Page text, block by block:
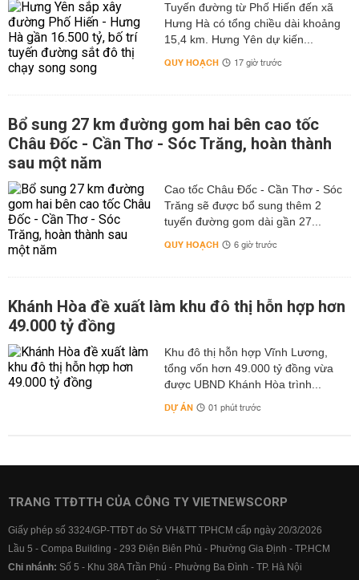
Tuyến đường từ Phố Hiến đến xã
Hưng Hà có tổng chiều dài khoảng
15,4 km. Hưng Yên dự kiến...
QUY HOẠCH 17 giờ trước
Bổ sung 27 km đường gom hai bên cao tốc
Châu Đốc - Cần Thơ - Sóc Trăng, hoàn thành
sau một năm
Cao tốc Châu Đốc - Cần Thơ - Sóc
Trăng sẽ được bổ sung thêm 2
tuyến đường gom dài gần 27...
QUY HOẠCH 6 giờ trước
Khánh Hòa đề xuất làm khu đô thị hỗn hợp hơn
49.000 tỷ đồng
Khu đô thị hỗn hợp Vĩnh Lương,
tổng vốn hơn 49.000 tỷ đồng vừa
được UBND Khánh Hòa trình...
DỰ ÁN 01 phút trước
TRANG TTĐTTH CỦA CÔNG TY VIETNEWSCORP
Giấy phép số 3324/GP-TTĐT do Sở VH&TT TPHCM cấp ngày 20/3/2026
Lầu 5 - Compa Building - 293 Điện Biên Phủ - Phường Gia Định - TP.HCM
Chi nhánh: Số 5 - Khu 38A Trần Phú - Phường Ba Đình - TP. Hà Nội